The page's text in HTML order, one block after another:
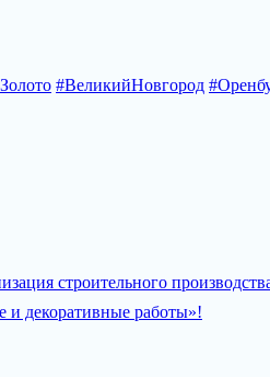
#ВеликийНовгород
строительного
декоративные работы»!